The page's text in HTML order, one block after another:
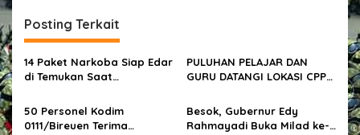
a
s
i
o
Posting Terkait
14 Paket Narkoba Siap Edar
di Temukan Saat
Hulu
PULUHAN PELAJAR DAN
GURU DATANGI LOKASI CPP
50 Personel Kodim
0111/Bireuen Terima
Besok, Gubernur Edy
Rahmayadi Buka Milad ke-